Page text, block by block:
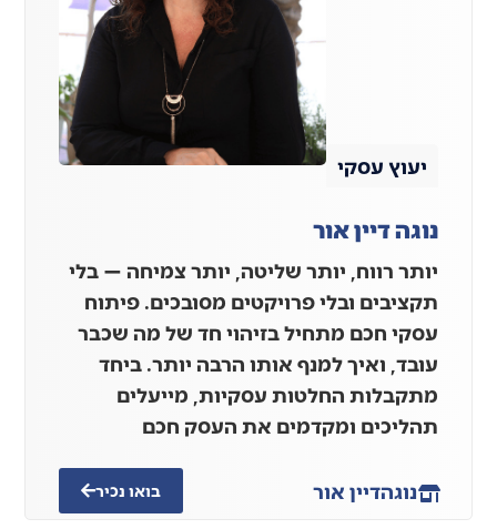
יעוץ עסקי
נוגה דיין אור
יותר רווח, יותר שליטה, יותר צמיחה — בלי
תקציבים ובלי פרויקטים מסובכים. פיתוח
עסקי חכם מתחיל בזיהוי חד של מה שכבר
עובד, ואיך למנף אותו הרבה יותר. ביחד
מתקבלות החלטות עסקיות, מייעלים
תהליכים ומקדמים את העסק חכם
נוגהדיין אור בואו נכיר